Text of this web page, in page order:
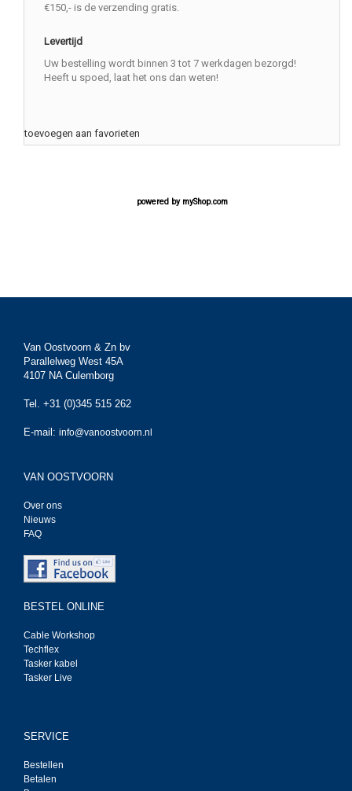
€150,- is de verzending gratis.
Levertijd
Uw bestelling wordt binnen 3 tot 7 werkdagen bezorgd!
Heeft u spoed, laat het ons dan weten!
toevoegen aan favorieten
powered by myShop.com
Van Oostvoorn & Zn bv
Parallelweg West 45A
4107 NA Culemborg
Tel. +31 (0)345 515 262
E-mail: info@vanoostvoorn.nl
VAN OOSTVOORN
Over ons
Nieuws
FAQ
BESTEL ONLINE
Cable Workshop
Techflex
Tasker kabel
Tasker Live
SERVICE
Bestellen
Betalen